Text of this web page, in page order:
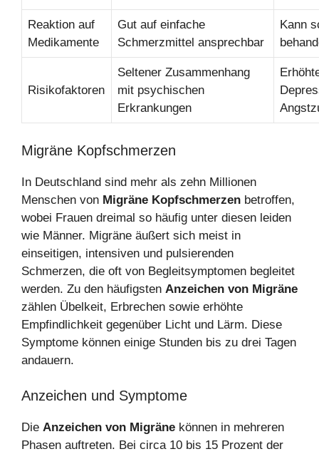
Reaktion auf
Medikamente
Gut auf einfache
Schmerzmittel ansprechbar
Kann
Risikofaktoren
Seltener Zusammenhang
mit psychischen
Erkrankungen
Migräne Kopfschmerzen
In Deutschland sind mehr als zehn Millionen
Menschen von Migräne Kopfschmerzen betroffen,
wobei Frauen dreimal so häufig unter diesen leiden
wie Männer. Migräne äußert sich meist in
einseitigen, intensiven und pulsierenden
Schmerzen, die oft von Begleitsymptomen begleitet
werden. Zu den häufigsten Anzeichen von Migräne
zählen Übelkeit, Erbrechen sowie erhöhte
Empfindlichkeit gegenüber Licht und Lärm. Diese
Symptome können einige Stunden bis zu drei Tagen
andauern.
Anzeichen und Symptome
Die Anzeichen von Migräne können in mehreren
Phasen auftreten. Bei circa 10 bis 15 Prozent der